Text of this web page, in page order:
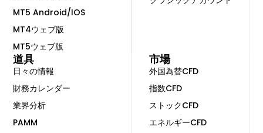
MT5 Android/IOS
MT4ウェブ版
MT5ウェブ版
市場
外国為替CFD
指数CFD
ストックCFD
エネルギーCFD
道具
日々の情報
財務カレンダー
業界分析
PAMM